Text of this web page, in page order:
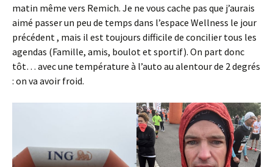
matin même vers Remich. Je ne vous cache pas que j’aurais
aimé passer un peu de temps dans l’espace Wellness le jour
précédent , mais il est toujours difficile de concilier tous les
agendas (Famille, amis, boulot et sportif). On part donc
tôt… avec une température à l’auto au alentour de 2 degrés
: on va avoir froid.